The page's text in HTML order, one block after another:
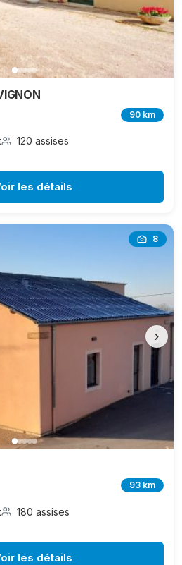
90 km
120 assises
les détails
8
›
93 km
180 assises
les détails